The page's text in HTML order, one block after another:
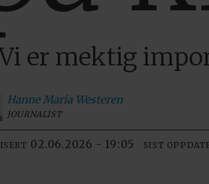
er mektig
Hanne Maria Westeren
JOURNALIST
02.06.2026 - 19:05 SIST